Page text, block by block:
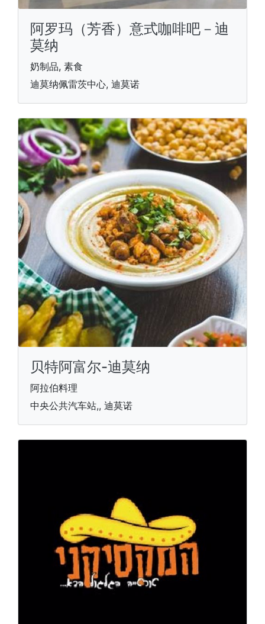
阿罗玛（芳香）意式咖啡吧－迪
莫纳
奶制品, 素食
迪莫纳佩雷茨中心, 迪莫诺
贝特阿富尔-迪莫纳
阿拉伯料理
中央公共汽车站,, 迪莫诺